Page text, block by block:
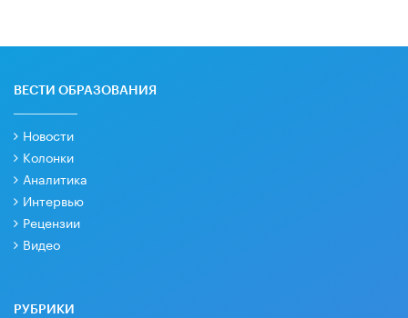
ВЕСТИ ОБРАЗОВАНИЯ
Новости
Колонки
Аналитика
Интервью
Рецензии
Видео
РУБРИКИ